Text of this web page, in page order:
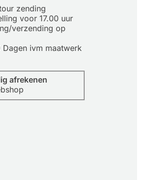
zending
voor 17.00 uur
verzending op
ivm maatwerk
afrekenen